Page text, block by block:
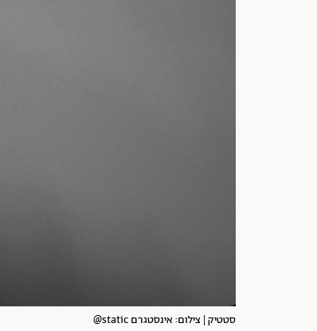
סטטיק | צילום: אינסטגרם static@